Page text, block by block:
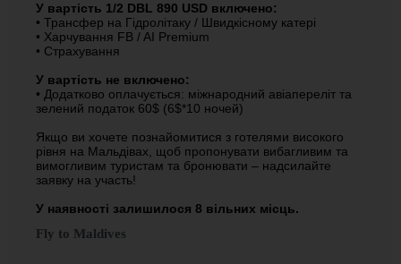
У вартість 1/2 DBL 890 USD включено:
• Трансфер на Гідролітаку / Швидкісному катері
• Харчування FB / AI Premium
• Страхування
У вартість не включено:
• Додатково оплачується: міжнародний авіапереліт та
зелений податок 60$ (6$*10 ночей)
Якщо ви хочете познайомитися з готелями високого
рівня на Мальдівах, щоб пропонувати вибагливим та
вимогливим туристам та бронювати – надсилайте
заявку на участь!
У наявності залишилося 8 вільних місць.
Fly to Maldives